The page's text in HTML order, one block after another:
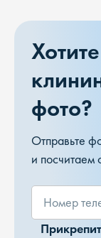
фото?
Отправьте
и посчитаем